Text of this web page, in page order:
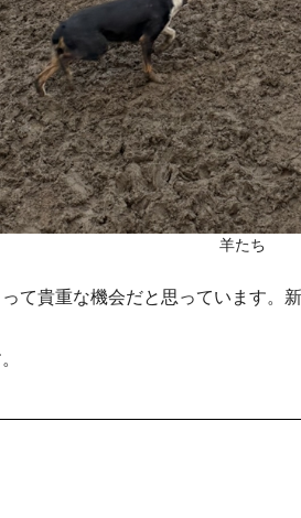
羊たち
て貴重な機会だと思っています